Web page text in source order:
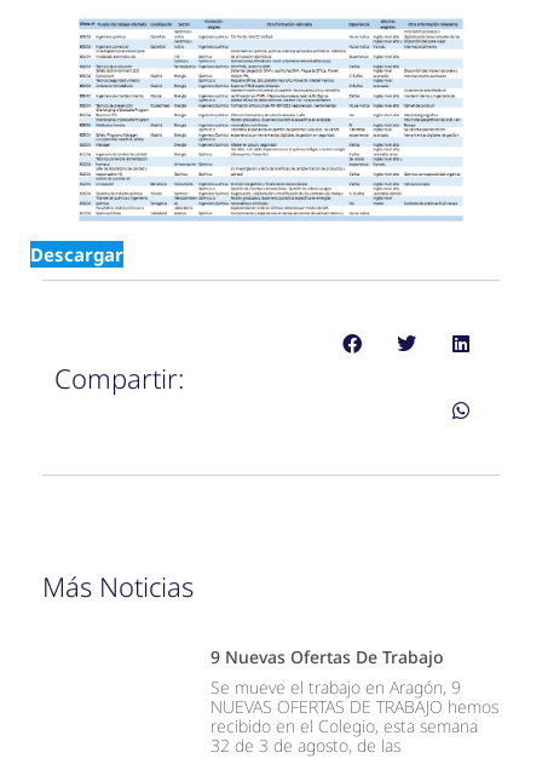
Descargar
Compartir:
Más Noticias
9 Nuevas Ofertas De Trabajo
Se mueve el trabajo en Aragón, 9
NUEVAS OFERTAS DE TRABAJO hemos
recibido en el Colegio, esta semana
32 de 3 de agosto, de las